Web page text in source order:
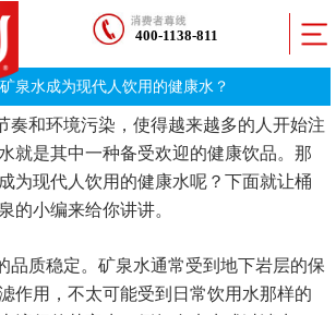
400-1138-811
泉水成为现代人饮用的健康水？
奏和环境污染，使得越来越多的人开始注
就是其中一种备受欢迎的健康饮品。那
为现代人饮用的健康水呢？下面就让桶
的小编来给你讲讲。
品质稳定。矿泉水通常受到地下岩层的保
作用，不太可能受到日常饮用水那样的